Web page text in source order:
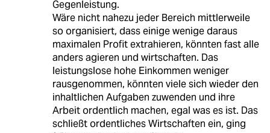
Gegenleistung.
Wäre nicht nahezu jeder Bereich mittlerweile
so organisiert, dass einige wenige daraus
maximalen Profit extrahieren, könnten fast alle
anders agieren und wirtschaften. Das
leistungslose hohe Einkommen weniger
rausgenommen, könnten viele sich wieder den
inhaltlichen Aufgaben zuwenden und ihre
Arbeit ordentlich machen, egal was es ist. Das
schließt ordentliches Wirtschaften ein, ging